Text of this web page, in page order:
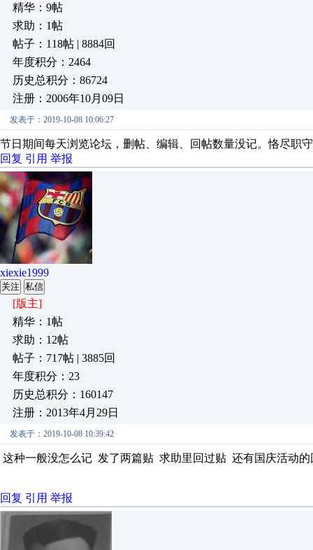
精华：9帖
求助：1帖
帖子：118帖 | 8884回
年度积分：2464
历史总积分：86724
注册：2006年10月09日
发表于：2019-10-08 10:06:27
节日期间每天浏览论坛，删帖、编辑、回帖数量没记。恪尽职
回复 引用 举报
xiexie1999
关注 私信
[版主]
精华：1帖
求助：12帖
帖子：717帖 | 3885回
年度积分：23
历史总积分：160147
注册：2013年4月29日
发表于：2019-10-08 10:39:42
这种一般没怎么记 发了两篇贴 求助里回过贴 还有
回复 引用 举报